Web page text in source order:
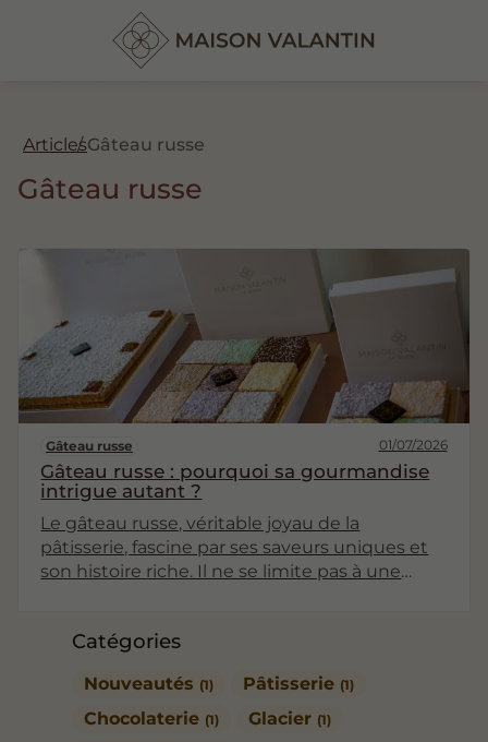
Catégories
Nouveautés (1) Pâtisserie (1)
Chocolaterie (1) Glacier (1)
ArticlesGâteau russe
Gâteau russe
Gâteau russe 01/07/2026
Gâteau russe : pourquoi sa gourmandise
intrigue autant ?
Le gâteau russe, véritable joyau de la
pâtisserie, fascine par ses saveurs uniques et
son histoire riche. Il ne se limite pas à une
âges. Dans cet article, nous explorerons les
allant de ses origines à sa popularité actuelle,
en passant par ses ingrédients et ses